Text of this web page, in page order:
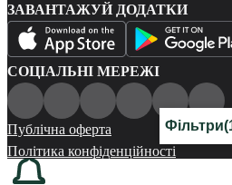
Фільтри
ЗАВАНТАЖУЙ ДОДАТКИ
СОЦІАЛЬНІ МЕРЕЖІ
Публічна оферта
Політика конфіденційності
Карта сайту